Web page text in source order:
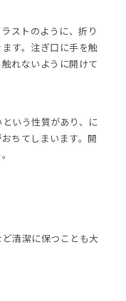
ストのように、折り
す。注ぎ口に手を触
れないように開けて
いう性質があり、に
ちてしまいます。開
清潔に保つことも大